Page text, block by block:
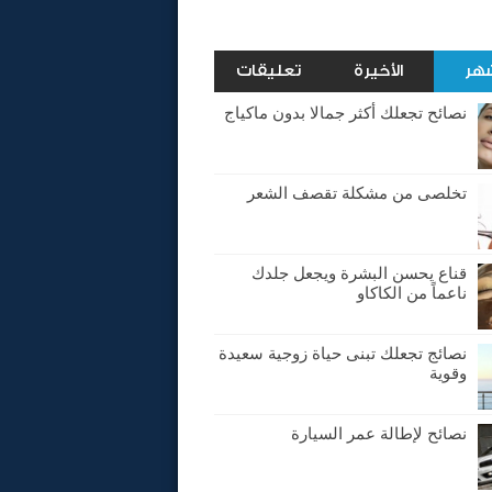
الأخيرة تعليقات
نصائح تجعلك أكثر جمالا بدون ماكياج
تخلصى من مشكلة تقصف الشعر
قناع يحسن البشرة ويجعل جلدك
ناعماً من الكاكاو
نصائج تجعلك تبنى حياة زوجية سعيدة
وقوية
نصائح لإطالة عمر السيارة